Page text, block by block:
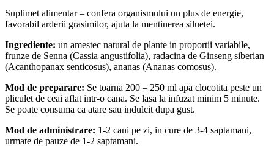
Suplimet alimentar – confera organismului un plus de energie,
favorabil arderii grasimilor, ajuta la mentinerea siluetei.
Ingrediente: un amestec natural de plante in proportii variabile,
frunze de Senna (Cassia angustifolia), radacina de Ginseng siberian
(Acanthopanax senticosus), ananas (Ananas comosus).
Mod de preparare: Se toarna 200 – 250 ml apa clocotita peste un
pliculet de ceai aflat intr-o cana. Se lasa la infuzat minim 5 minute.
Se poate consuma ca atare sau indulcit dupa gust.
Mod de administrare: 1-2 cani pe zi, in cure de 3-4 saptamani,
urmate de pauze de 1-2 saptamani.